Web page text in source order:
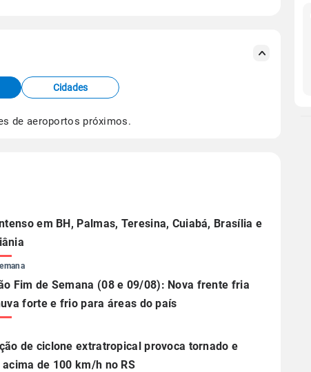
Cidades
de aeroportos próximos.
em BH, Palmas, Teresina, Cuiabá, Brasília e
Fim de Semana (08 e 09/08): Nova frente fria
forte e frio para áreas do país
de ciclone extratropical provoca tornado e
de 100 km/h no RS